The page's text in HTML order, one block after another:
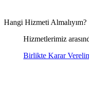
Hangi Hizmeti Almalıyım?
Hizmetlerimiz
Birlikte Karar